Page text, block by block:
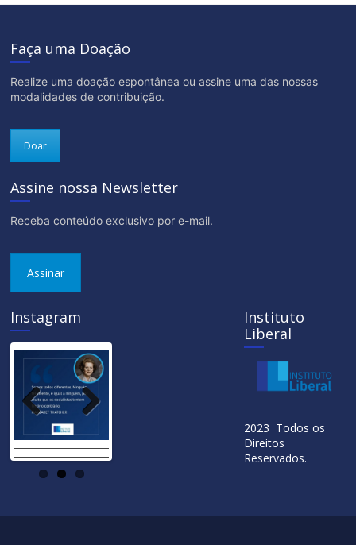
Faça uma Doação
Realize uma doação espontânea ou assine uma das nossas
modalidades de contribuição.
Doar
Assine nossa Newsletter
Receba conteúdo exclusivo por e-mail.
Assinar
Instagram
ous
Instituto
Liberal
2023 Todos os
Direitos
Reservados.